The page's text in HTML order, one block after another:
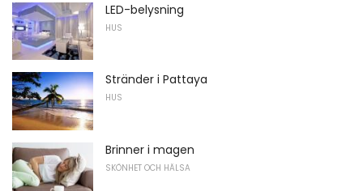
LED-belysning
HUS
Stränder i Pattaya
HUS
Brinner i magen
SKÖNHET OCH HÄLSA